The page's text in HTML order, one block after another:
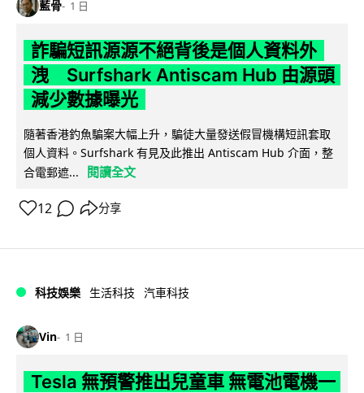
藍骨 1 日
詐騙短訊源源不絕背後是個人資料外
洩 Surfshark Antiscam Hub 由源頭
減少數據曝光
隨著香港釣魚騙案大幅上升，騙徒大量發送假冒機構短訊套取
個人資料。Surfshark 有見及此推出 Antiscam Hub 介面，整
合電郵遮...
閱讀全文
12 分享
科技娛樂 生活科技 汽車科技
Vin 1 日
Tesla 無預警推出兒童車 無電池電機一